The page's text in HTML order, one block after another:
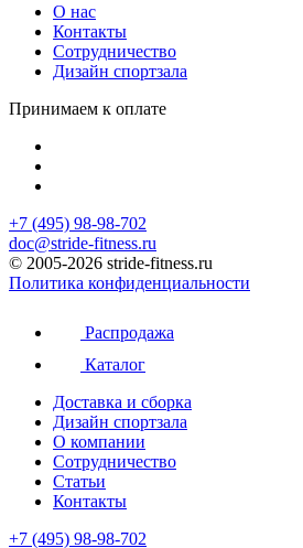
О нас
Контакты
Сотрудничество
Дизайн спортзала
Принимаем к оплате
+7 (495) 98-98-702
doc@stride-fitness.ru
© 2005-2026 stride-fitness.ru
Политика конфиденциальности
Распродажа
Каталог
Доставка и сборка
Дизайн спортзала
О компании
Сотрудничество
Статьи
Контакты
+7 (495) 98-98-702